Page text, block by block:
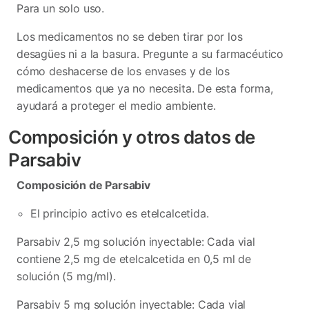
Para un solo uso.
Los medicamentos no se deben tirar por los
desagües ni a la basura. Pregunte a su farmacéutico
cómo deshacerse de los envases y de los
medicamentos que ya no necesita. De esta forma,
ayudará a proteger el medio ambiente.
Composición y otros datos de
Parsabiv
Composición de Parsabiv
El principio activo es etelcalcetida.
Parsabiv 2,5 mg solución inyectable: Cada vial
contiene 2,5 mg de etelcalcetida en 0,5 ml de
solución (5 mg/ml).
Parsabiv 5 mg solución inyectable: Cada vial